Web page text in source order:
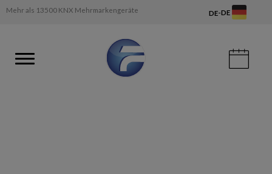
Mehr als 13500 KNX Mehrmarkengeräte DE-DE